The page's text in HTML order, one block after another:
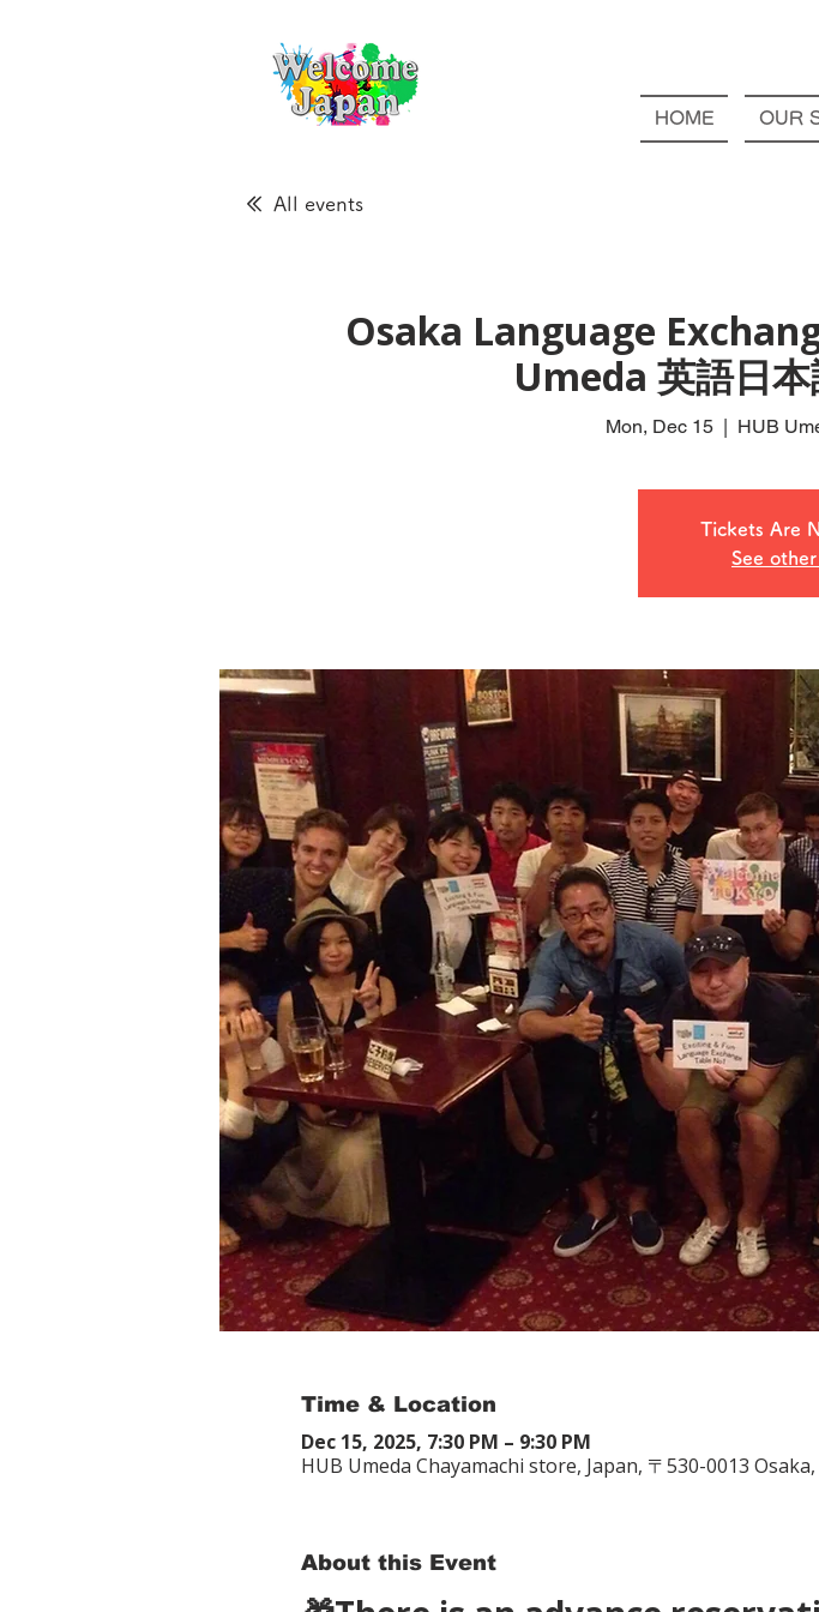
HOME OUR
All events
Osaka Language
Umeda 英語日
Mon, Dec 15
  |
HUB
Tickets Are
See
Time & Location
Dec 15, 2025, 7:30 PM – 9:30 PM
HUB Umeda Chayamachi store, Japan, 〒530-0013
About this Event